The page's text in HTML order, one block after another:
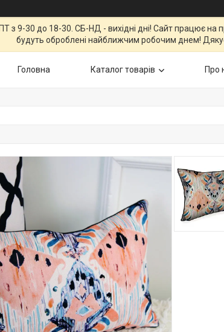
9-30 до 18-30. СБ-НД - вихідні дні! Сайт працює на
будуть оброблені найближчим робочим днем!
Головна Каталог товарів Про